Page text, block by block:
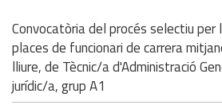
Convocatòria del procés selectiu per
places de funcionari de carrera
lliure, de Tècnic/a d'Administració
jurídic/a, grup A1